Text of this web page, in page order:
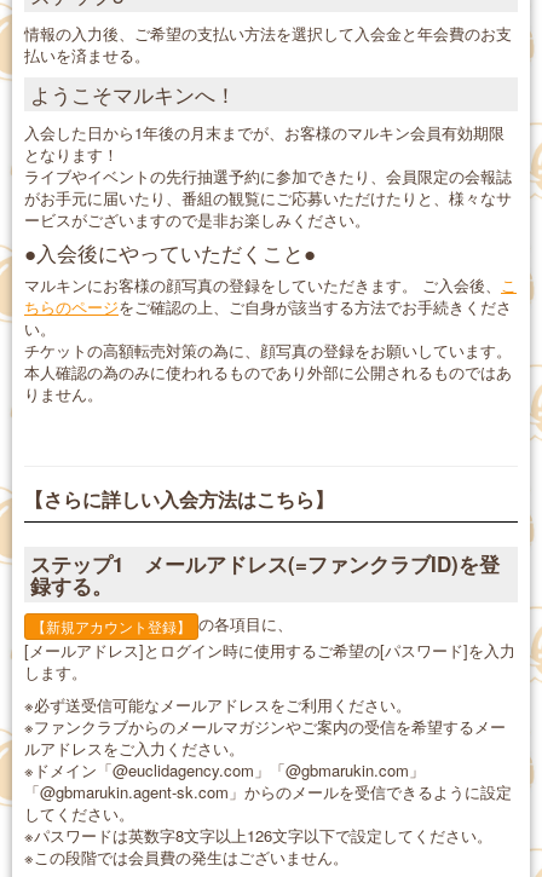
情報の入力後、ご希望の支払い方法を選択して入会金と年会費のお支
払いを済ませる。
ようこそマルキンへ！
入会した日から1年後の月末までが、お客様のマルキン会員有効期限
となります！
ライブやイベントの先行抽選予約に参加できたり、会員限定の会報誌
がお手元に届いたり、番組の観覧にご応募いただけたりと、様々なサ
ービスがございますので是非お楽しみください。
●入会後にやっていただくこと●
マルキンにお客様の顔写真の登録をしていただきます。 ご入会後、 こ
ちらのページをご確認の上、ご自身が該当する方法でお手続きくださ
い。
チケットの高額転売対策の為に、顔写真の登録をお願いしています。
本人確認の為のみに使われるものであり外部に公開されるものではあ
りません。
【さらに詳しい入会方法はこちら】
ステップ1 メールアドレス(=ファンクラブID)を登
録する。
【新規アカウント登録】
の各項目に、
[メールアドレス]とログイン時に使用するご希望の[パスワード]を入力
します。
※必ず送受信可能なメールアドレスをご利用ください。
※ファンクラブからのメールマガジンやご案内の受信を希望するメー
ルアドレスをご入力ください。
※ドメイン「@euclidagency.com」「@gbmarukin.com」
「@gbmarukin.agent-sk.com」からのメールを受信できるように設定
してください。
※パスワードは英数字8文字以上126文字以下で設定してください。
※この段階では会員費の発生はございません。